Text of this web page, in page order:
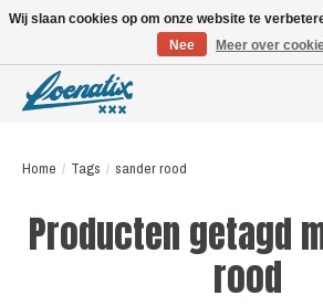
Home / Tags / sander rood
Producten getagd
rood
Wij slaan cookies op om onze website te
Nee
Meer over